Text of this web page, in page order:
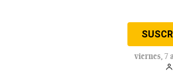
viernes, 7